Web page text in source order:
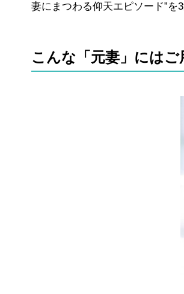
妻にまつわる仰天エピソード”を
こんな「元妻」には